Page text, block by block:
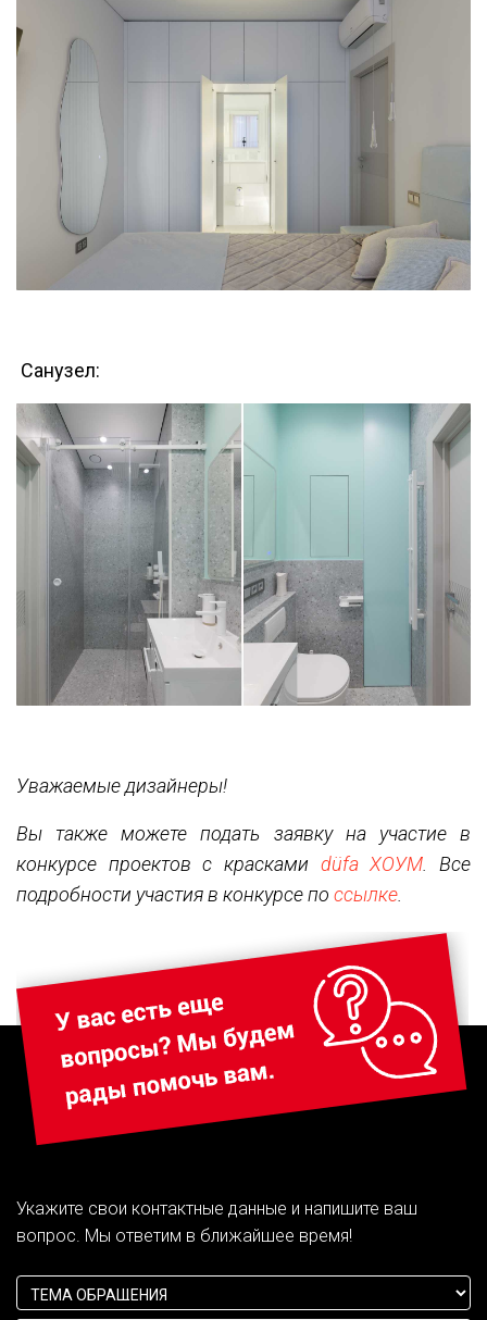
Санузел:
Уважаемые дизайнеры!
Вы также можете подать заявку на участие в
конкурсе проектов с красками düfa ХОУМ. Все
подробности участия в конкурсе по ссылке.
Укажите свои контактные данные и напишите ваш
вопрос. Мы ответим в ближайшее время!